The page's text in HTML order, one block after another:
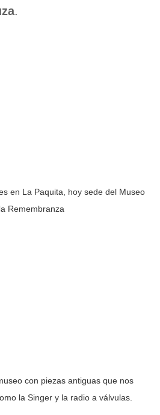
.
en La Paquita, hoy sede del Museo
Remembranza
con piezas antiguas que nos
la Singer y la radio a válvulas.